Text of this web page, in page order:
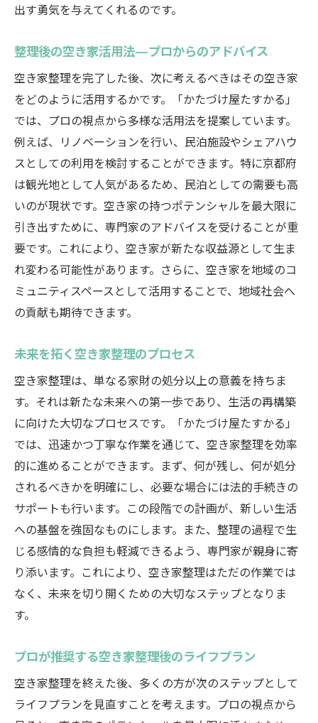
出す勇気を与えてくれるのです。
整理後の空き家活用法—プロからのアドバイス
空き家整理を完了した後、次に考えるべきはその空き家
をどのように活用するかです。「かたづけ屋たすかる」
では、プロの視点から多様な活用法を提案しています。
例えば、リノベーションを行い、民泊施設やシェアハウ
スとしての利用を検討することができます。特に京都府
は観光地として人気があるため、民泊としての需要も高
いのが現状です。空き家の持つポテンシャルを最大限に
引き出すために、専門家のアドバイスを受けることが重
要です。これにより、空き家が新たな収益源として生ま
れ変わる可能性があります。さらに、空き家を地域のコ
ミュニティスペースとして活用することで、地域社会へ
の貢献も期待できます。
未来を拓く空き家整理のプロセス
空き家整理は、単なる家財の処分以上の意義を持ちま
す。それは新たな未来への第一歩であり、生活の再構築
に向けた大切なプロセスです。「かたづけ屋たすかる」
では、迅速かつ丁寧な作業を通じて、空き家整理を効率
的に進めることができます。まず、何が残し、何が処分
されるべきかを明確にし、必要な場合には法的手続きの
サポートも行います。この段階での計画が、新しい生活
への基盤を強固なものにします。また、整理の過程で生
じる感情的な負担も軽減できるよう、専門家が親身に寄
り添います。これにより、空き家整理はただの作業では
なく、未来を切り開くための大切なステップとなりま
す。
プロが推奨する空き家整理後のライフプラン
空き家整理を終えた後、多くの方が次のステップとして
ライフプランを見直すことを考えます。プロの視点から